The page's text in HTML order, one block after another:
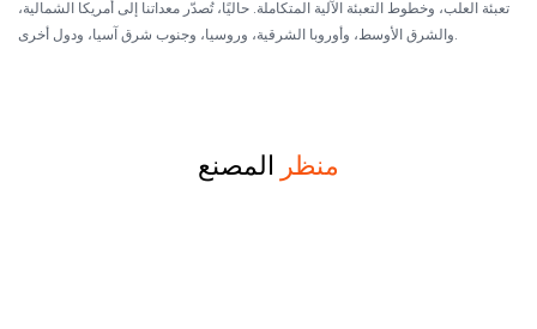
تعبئة العلب، وخطوط التعبئة الآلية المتكاملة. حاليًا، تُصدّر معداتنا إلى أمريكا الشمالية،
والشرق الأوسط، وأوروبا الشرقية، وروسيا، وجنوب شرق آسيا، ودول أخرى.
منظر المصنع